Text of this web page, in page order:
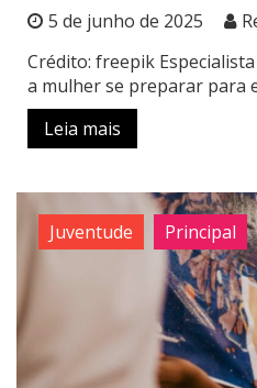
5 de junho de 2025
Crédito: freepik
a mulher se preparar para
Leia mais
Juventude Principal